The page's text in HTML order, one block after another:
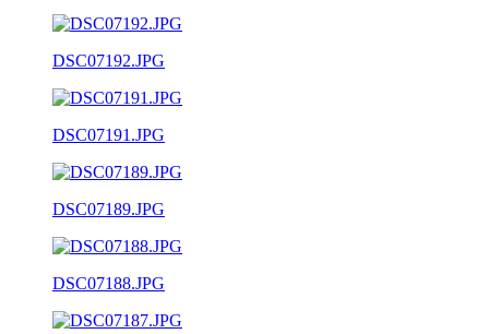
DSC07192.JPG
DSC07191.JPG
DSC07189.JPG
DSC07188.JPG